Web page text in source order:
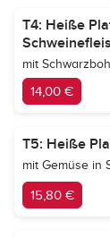
T4: Heiße
mit
14,00 €
T5: Heiße
mit Gemüse in
15,80 €